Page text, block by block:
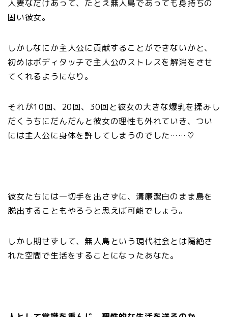
人妻なだけあって、たとえ無人島であっても身持ちの
固い彼女。
しかしなにか主人公に貢献することができないかと、
初めはボディタッチで主人公のストレスを解消をさせ
てくれるようになり。
それが10回、20回、30回と彼女の大きな爆乳を揉みし
だくうちにだんだんと彼女の理性も外れていき、つい
には主人公に身体を許してしまうのでした……♡
彼女たちには一切手を出さずに、清廉潔白のまま島を
脱出することもやろうと思えば可能でしょう。
しかし期せずして、無人島という現代社会とは隔絶さ
れた空間で生活をすることになったあなた。